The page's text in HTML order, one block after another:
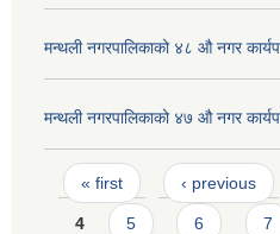
मन्थली नगरपालिकाको ४८ औ नगर
मन्थली नगरपालिकाको ४७ औ नगर
Pages
« first ‹ previous
4 5 6 7